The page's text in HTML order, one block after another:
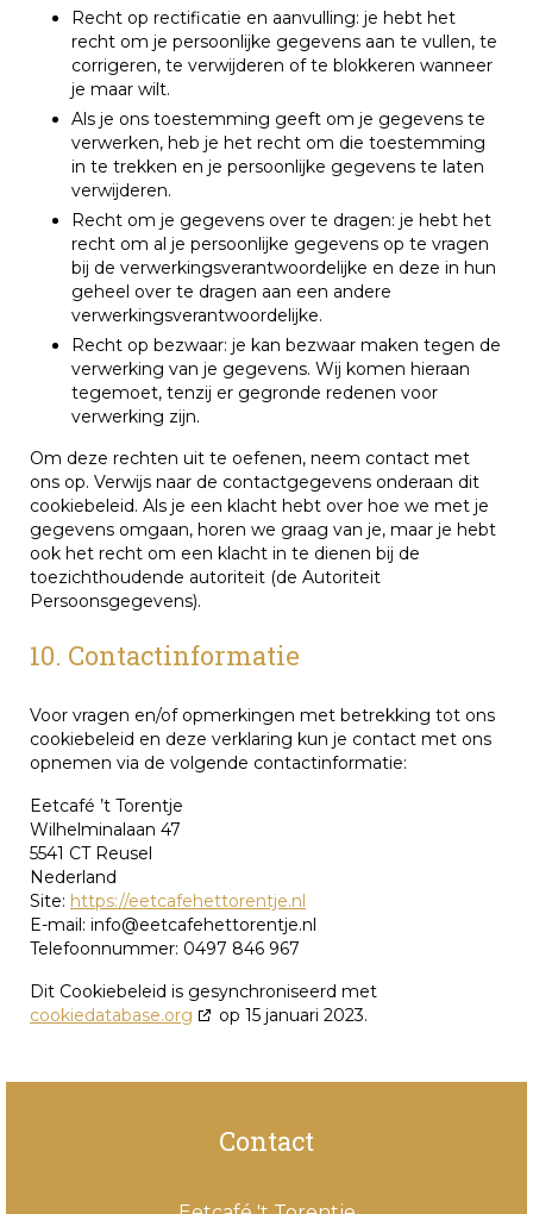
Recht op rectificatie en aanvulling: je hebt het
recht om je persoonlijke gegevens aan te vullen, te
corrigeren, te verwijderen of te blokkeren wanneer
je maar wilt.
Als je ons toestemming geeft om je gegevens te
verwerken, heb je het recht om die toestemming
in te trekken en je persoonlijke gegevens te laten
verwijderen.
Recht om je gegevens over te dragen: je hebt het
recht om al je persoonlijke gegevens op te vragen
bij de verwerkingsverantwoordelijke en deze in hun
geheel over te dragen aan een andere
verwerkingsverantwoordelijke.
Recht op bezwaar: je kan bezwaar maken tegen de
verwerking van je gegevens. Wij komen hieraan
tegemoet, tenzij er gegronde redenen voor
verwerking zijn.
Om deze rechten uit te oefenen, neem contact met
ons op. Verwijs naar de contactgegevens onderaan dit
cookiebeleid. Als je een klacht hebt over hoe we met je
gegevens omgaan, horen we graag van je, maar je hebt
ook het recht om een klacht in te dienen bij de
toezichthoudende autoriteit (de Autoriteit
Persoonsgegevens).
10. Contactinformatie
Voor vragen en/of opmerkingen met betrekking tot ons
cookiebeleid en deze verklaring kun je contact met ons
opnemen via de volgende contactinformatie:
Eetcafé ’t Torentje
Wilhelminalaan 47
5541 CT Reusel
Nederland
Site: https://eetcafehettorentje.nl
E-mail: info@eetcafehettorentje.nl
Telefoonnummer: 0497 846 967
Dit Cookiebeleid is gesynchroniseerd met
cookiedatabase.org
op 15 januari 2023.
Contact